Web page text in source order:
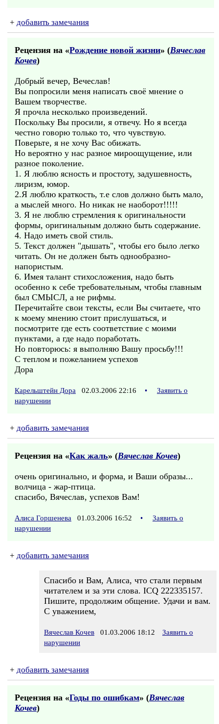
+ добавить замечания
Рецензия на «Рождение новой жизни» (Вячеслав
Кочев)
Добрый вечер, Вечеслав!
Вы попросили меня написать своё мнение о
Вашем творчестве.
Я прочла несколько произведений.
Поскольку Вы просили, я отвечу. Но я всегда
честно говорю только то, что чувствую.
Поверьте, я не хочу Вас обижать.
Но вероятно у нас разное мироощущение, или
разное поколение.
1. Я люблю ясность и простоту, задушевность,
лиризм, юмор.
2.Я люблю краткость, т.е слов должно быть мало,
а мыслей много. Но никак не наоборот!!!!!
3. Я не люблю стремления к оригинальности
формы, оригинальным должно быть содержание.
4. Надо иметь свой стиль.
5. Текст должен "дышать", чтобы его было легко
читать. Он не должен быть однообразно-
напористым.
6. Имея талант стихосложения, надо быть
особенно к себе требовательным, чтобы главным
был СМЫСЛ, а не рифмы.
Перечитайте свои тексты, если Вы считаете, что
к моему мнению стоит прислушаться, и
посмотрите где есть соответствие с моими
пунктами, а где надо поработать.
Но повторюсь: я выполняю Вашу просьбу!!!
С теплом и пожеланием успехов
Дора
Карельштейн Дора 02.03.2006 22:16 •
Заявить о
нарушении
+ добавить замечания
Рецензия на «Как жаль» (Вячеслав Кочев)
очень оригинально, и форма, и Ваши образы...
волчица - жар-птица.
спасибо, Вячеслав, успехов Вам!
Алиса Горшенева 01.03.2006 16:52 •
Заявить о
нарушении
+ добавить замечания
Спасибо и Вам, Алиса, что стали первым
читателем и за эти слова. ICQ 222335157.
Пишите, продолжим общение. Удачи и вам.
С уважением,
Вячеслав Кочев 01.03.2006 18:12
Заявить о
нарушении
+ добавить замечания
Рецензия на «Годы по ошибкам» (Вячеслав
Кочев)